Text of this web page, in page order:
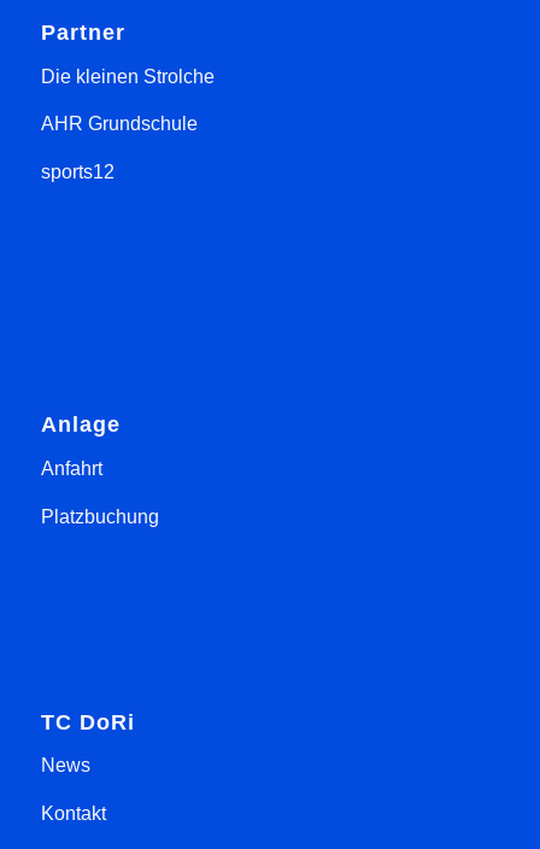
Partner
Die kleinen Strolche
AHR Grundschule
sports12
Anlage
Anfahrt
Platzbuchung
TC DoRi
News
Kontakt